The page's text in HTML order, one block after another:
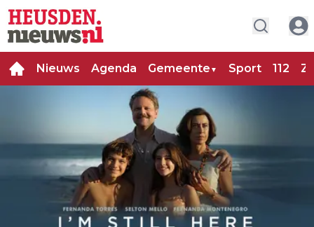
Nieuws Agenda Gemeente ▼ Sport 112